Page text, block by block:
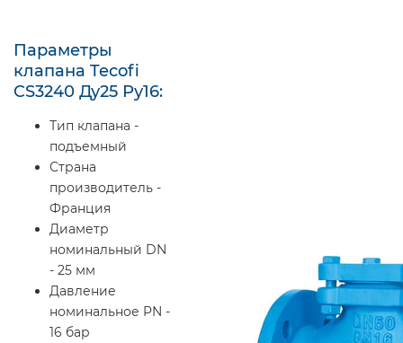
Параметры
клапана Tecofi
CS3240 Ду25 Ру16:
Тип клапана -
подъемный
Страна
производитель -
Франция
Диаметр
номинальный DN
- 25 мм
Давление
номинальное PN -
16 бар